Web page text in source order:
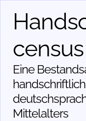
census
Eine
Mittelalters